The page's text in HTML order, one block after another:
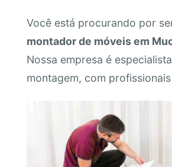
Você está procurando por
montador de móveis em
Nossa empresa é
montagem, com